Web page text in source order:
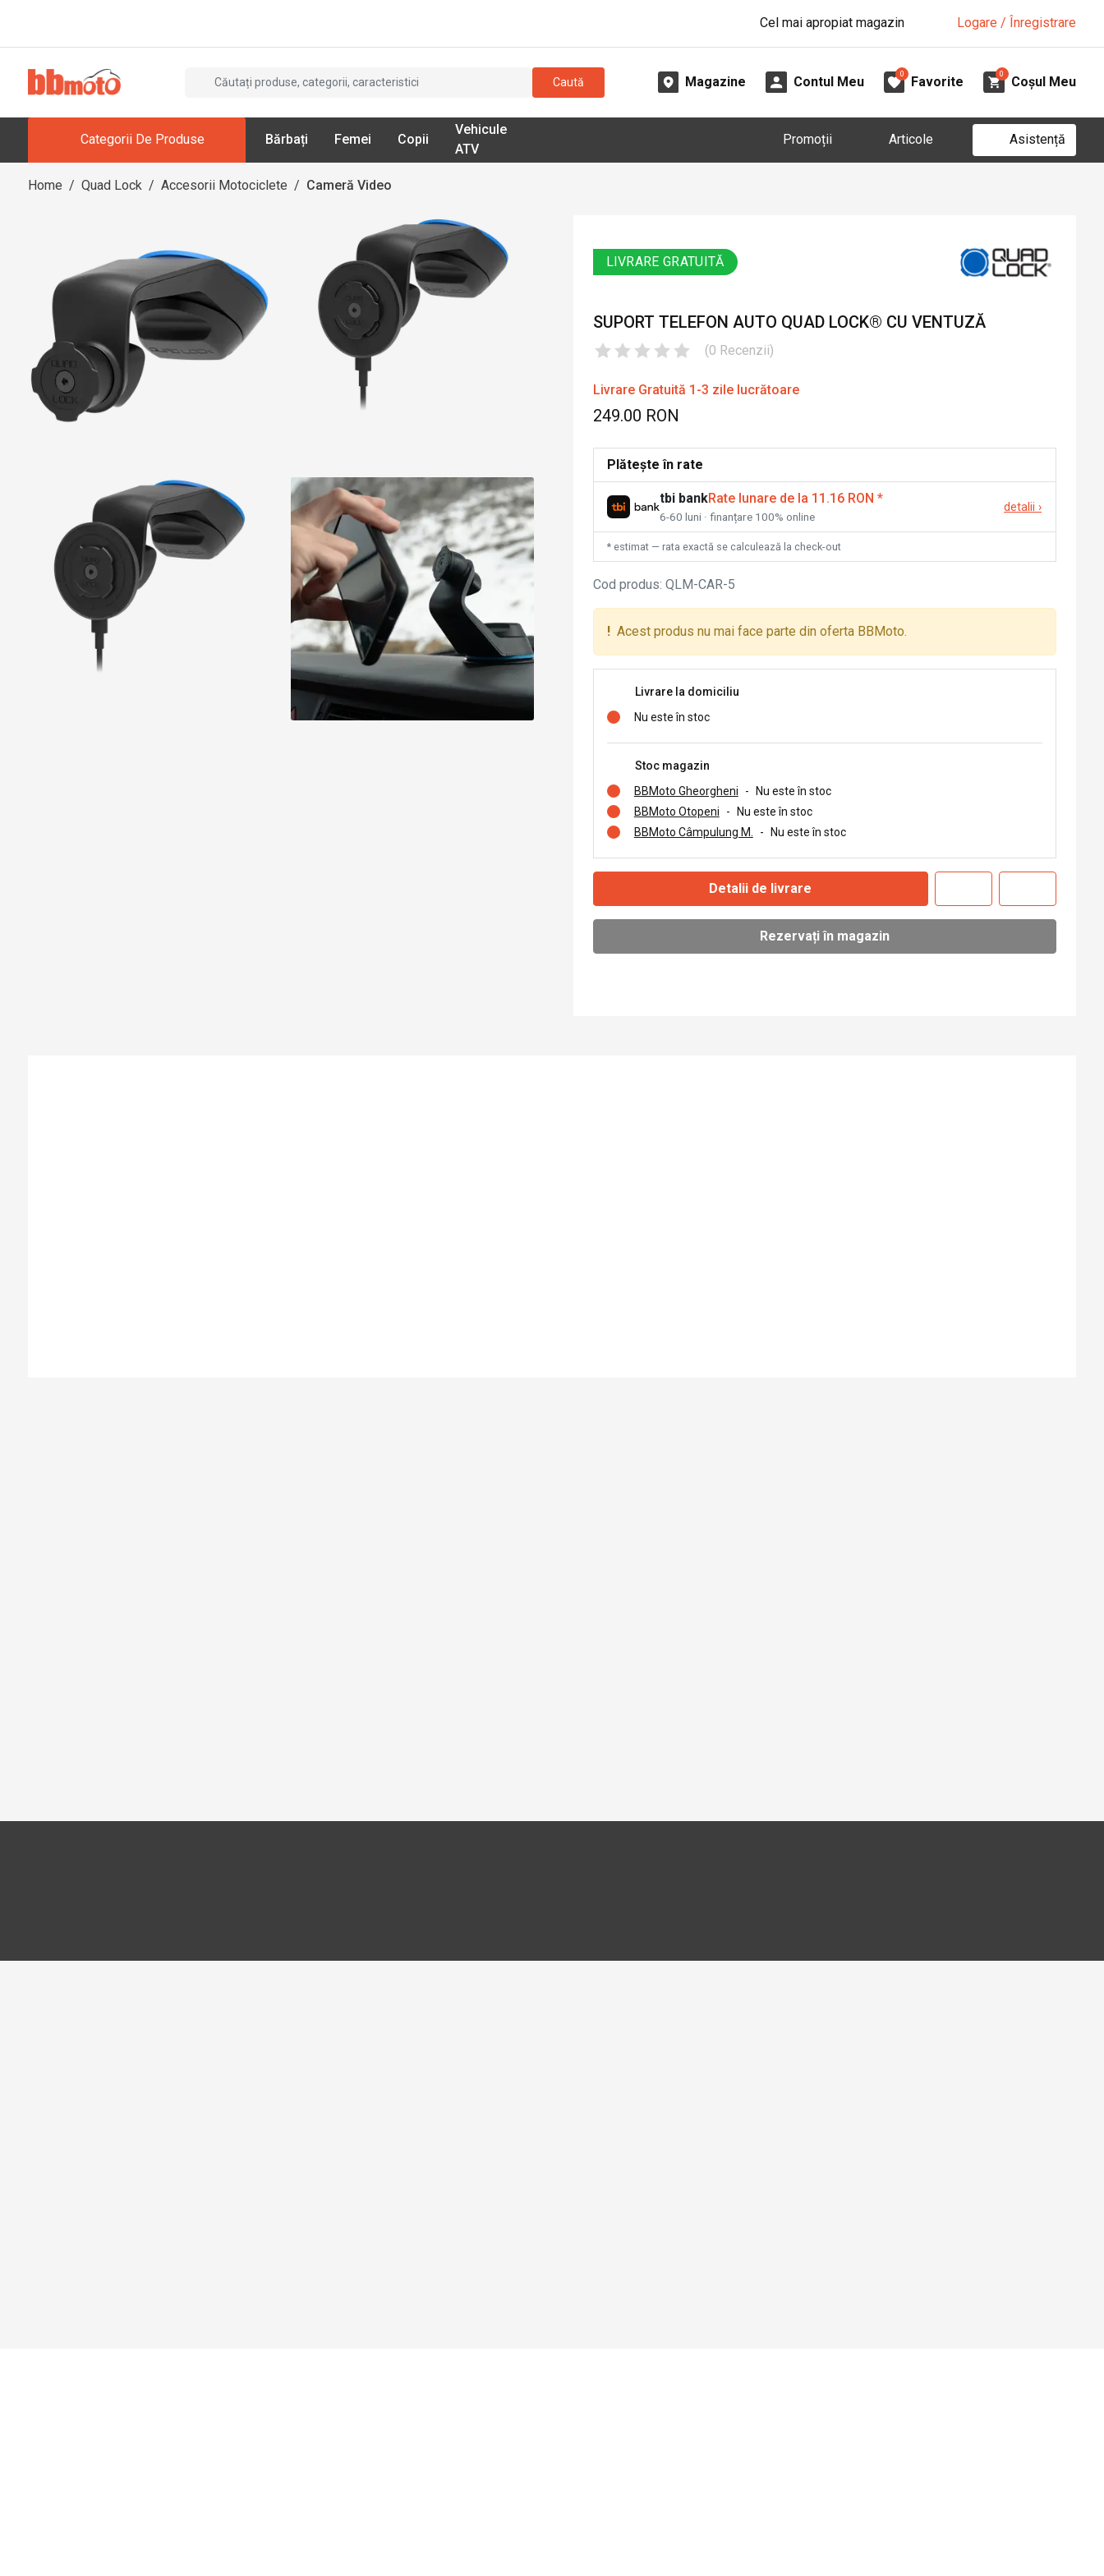
Cel mai apropiat magazin Logare / Înregistrare
Caută Magazine Contul Meu
0
Favorite
0
Coșul Meu
Categorii De Produse Bărbați Femei Copii
Vehicule
ATV
Promoții Articole Asistență
Home / Quad Lock / Accesorii Motociclete / Cameră Video
LIVRARE GRATUITĂ
SUPORT TELEFON AUTO QUAD LOCK® CU VENTUZĂ
(0 Recenzii)
Livrare Gratuită 1-3 zile lucrătoare
249.00 RON
Plătește în rate
tbi bankRate lunare de la 11.16 RON *
6-60 luni · finanțare 100% online
detalii ›
* estimat — rata exactă se calculează la check-out
Cod produs: QLM-CAR-5
! Acest produs nu mai face parte din oferta BBMoto.
Livrare la domiciliu
Nu este în stoc
Stoc magazin
BBMoto Gheorgheni
- Nu este în stoc
BBMoto Otopeni
- Nu este în stoc
BBMoto Câmpulung M.
- Nu este în stoc
Detalii de livrare
Rezervați în magazin